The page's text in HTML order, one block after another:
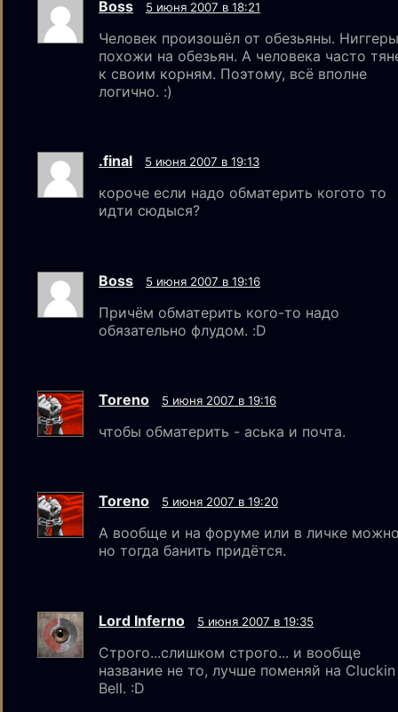
Boss 5 июня 2007 в 18:21
Человек произошёл от обезьяны. Ниггеры
похожи на обезьян. А человека часто
к своим корням. Поэтому, всё вполне
логично. :)
.final 5 июня 2007 в 19:13
короче если надо обматерить когото то
идти сюдыся?
Boss 5 июня 2007 в 19:16
Причём обматерить кого-то надо
обязательно флудом. :D
Toreno 5 июня 2007 в 19:16
чтобы обматерить - аська и почта.
Toreno 5 июня 2007 в 19:20
А вообще и на форуме или в личке
но тогда банить придётся.
Lord Inferno 5 июня 2007 в 19:35
Строго...слишком строго... и вообще
название не то, лучше поменяй на Cluckin
Bell. :D